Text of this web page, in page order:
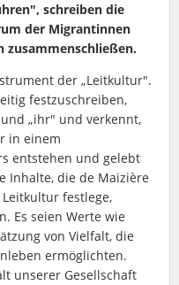
schreiben die
der Migrantinnen
zusammenschließen.
der „Leitkultur".
festzuschreiben,
„ihr" und verkennt,
in einem
entstehen und gelebt
Inhalte, die de Maizière
festlege,
Es seien Werte wie
von Vielfalt, die
ermöglichten.
unserer Gesellschaft